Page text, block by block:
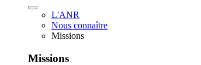
L'ANR
Nous connaître
Missions
Missions